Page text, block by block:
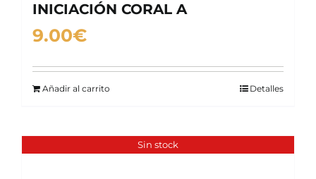
INICIACIÓN CORAL A
9.00€
Añadir al carrito Detalles
Sin stock